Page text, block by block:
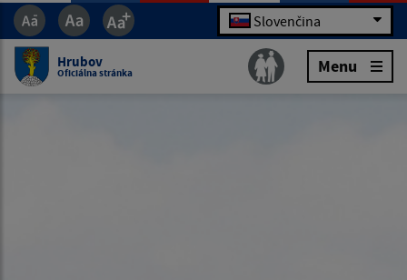
Slovenčina
Hrubov
Oficiálna stránka Menu